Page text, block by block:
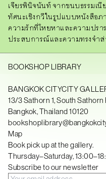
เจียรพินิจนันท์ จากขนบธรรมเนี
ทัศนะเชิงกวีในรูปแบบหนังสือภ
ความรักที่โหยหาและความปรา
ประสบการณ์และความทรงจำ
BOOKSHOP LIBRARY
BANGKOK CITYCITY
13/3 Sathorn 1, South Sathorn
Bangkok, Thailand 10120
Map
Book pick up at the gallery.
Thursday–Saturday,
Subscribe to our newsletter